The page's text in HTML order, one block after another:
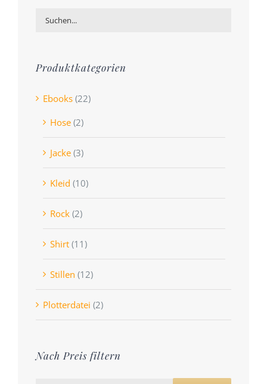
Produktkategorien
Ebooks (22)
Hose (2)
Jacke (3)
Kleid (10)
Rock (2)
Shirt (11)
Stillen (12)
Plotterdatei (2)
Nach Preis filtern